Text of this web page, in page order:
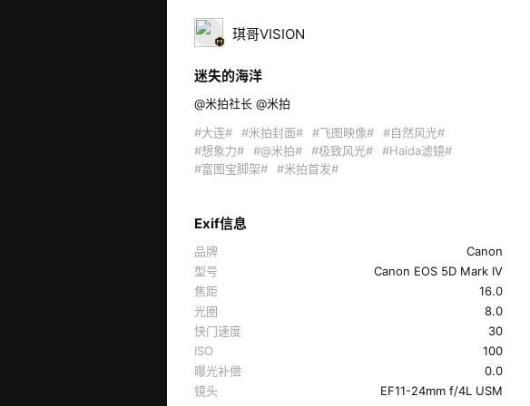
琪哥VISION
迷失的海洋
@米拍社长 @米拍
#大连#
#米拍封面# #飞图映像#
#自然风光#
#想象力#
#@米拍# #极致风光#
#Haida滤镜#
#富图宝脚架#
#米拍首发#
Exif信息
品牌
Canon
型号
Canon EOS 5D Mark IV
焦距
16.0
光圈
8.0
快门速度
30
ISO
100
曝光补偿
0.0
镜头
EF11-24mm f/4L USM